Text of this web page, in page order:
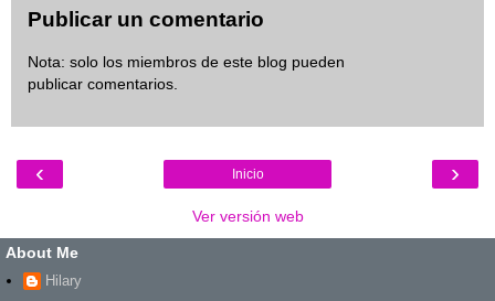
Publicar un comentario
Nota: solo los miembros de este blog pueden
publicar comentarios.
‹ ›
Inicio
Ver versión web
About Me
Hilary